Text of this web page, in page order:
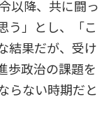
以降、共に闘っ
う」とし、「こ
結果だが、受け
歩政治の課題を
らない時期だと